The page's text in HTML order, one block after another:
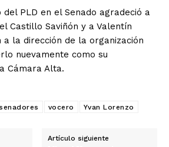
PLD en el Senado agradeció a
Castillo Saviñón y a Valentín
a la dirección de la organización
nuevamente como su
Cámara Alta.
senadores vocero Yvan Lorenzo
Artículo siguiente